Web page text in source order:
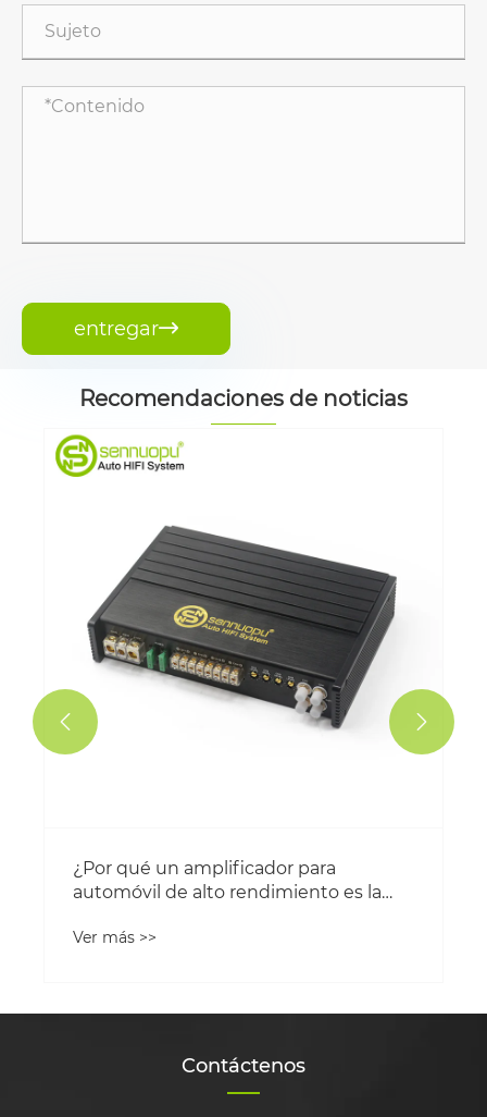
entregar
Recomendaciones de noticias
¿Por qué un amplificador para
automóvil de alto rendimiento es la
en el automóvil?
Ver más >>
 
Contáctenos